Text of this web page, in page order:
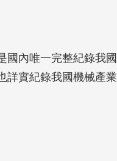
國內唯一完整紀錄我
詳實紀錄我國機械產業